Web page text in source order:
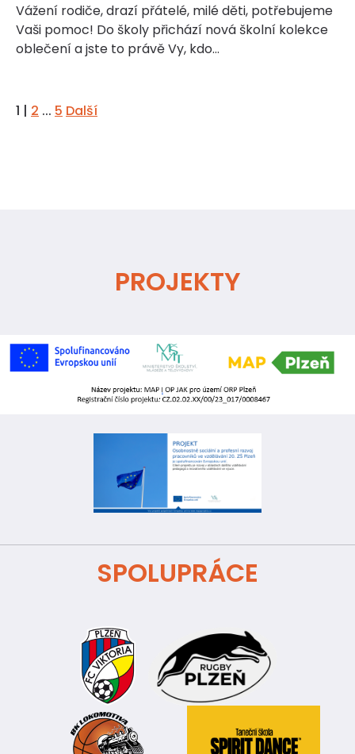
Vážení rodiče, drazí přátelé, milé děti, potřebujeme
Vaši pomoc! Do školy přichází nová školní kolekce
oblečení a jste to právě Vy, kdo…
1 | 2 ... 5 Další
PROJEKTY
SPOLUPRÁCE